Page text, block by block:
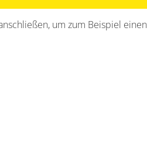
um zum Beispiel einen